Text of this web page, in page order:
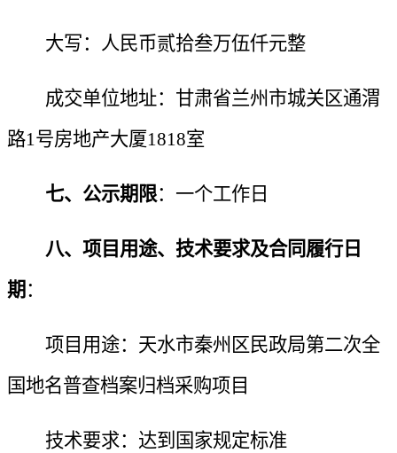
大写： 人民币贰拾叁万伍仟元整
成交单位地址：甘肃省兰州市城关区通渭
路1号房地产大厦1818室
七、 公示期限：一个工作日
八、项目用途、技术要求及合同履行日
期 ：
项目用途： 天水市秦州区民政局第二次全
国地名普查档案归档采购项目
技术要求：达到国家规定标准